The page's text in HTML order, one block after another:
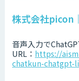
株式会社picon
音声入力で
URL： https://
chatkun-chatgpt-